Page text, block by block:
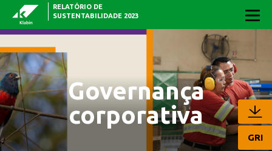
Pular para o Conteúdo principal
RELATÓRIO DE
SUSTENTABILIDADE 2023
Governança
corporativa
GRI